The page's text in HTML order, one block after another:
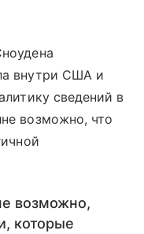
внутри США и
сведений в
возможно, что
возможно,
которые